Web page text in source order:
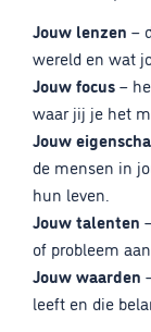
Jouw lenzen –
wereld en wat
Jouw focus–
waar jij je het
Jouw
de mensen in
hun leven.
Jouw talenten
of probleem
Jouw waarden
leeft en die